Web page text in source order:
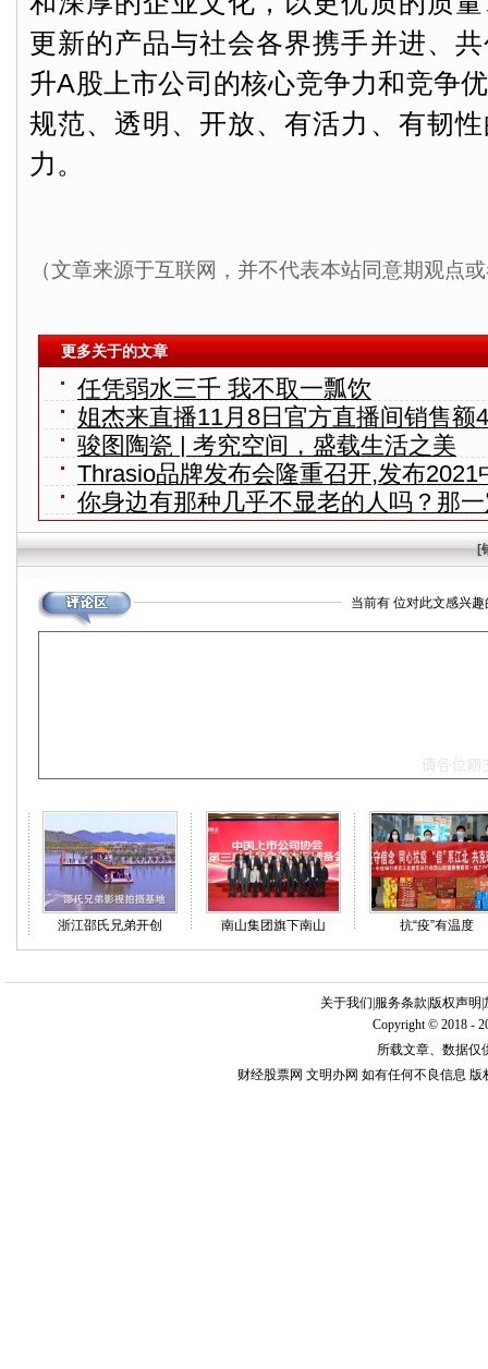
更新的产品与社会各界携手并进、
升A股上市公司的核心竞争力和竞争
规范、透明、开放、有活力、有韧
力。
（文章来源于互联网，并不代表本站同意期观点
更多关于的文章
任凭弱水三千 我不取一瓢饮
姐杰来直播11月8日官方直播间销售额
骏图陶瓷 | 考究空间，盛载生活之美
Thrasio品牌发布会隆重召开,发布2021
你身边有那种几乎不显老的人吗？那
[
当前有 位对此文感兴
浙江邵氏兄弟开创 南山集团旗下南山 抗“疫”有温度
关于我们 服务条款 版权声明
Copyright © 2018 -
所载文章、数据仅
财经股票网 文明办网 如有任何不良信息